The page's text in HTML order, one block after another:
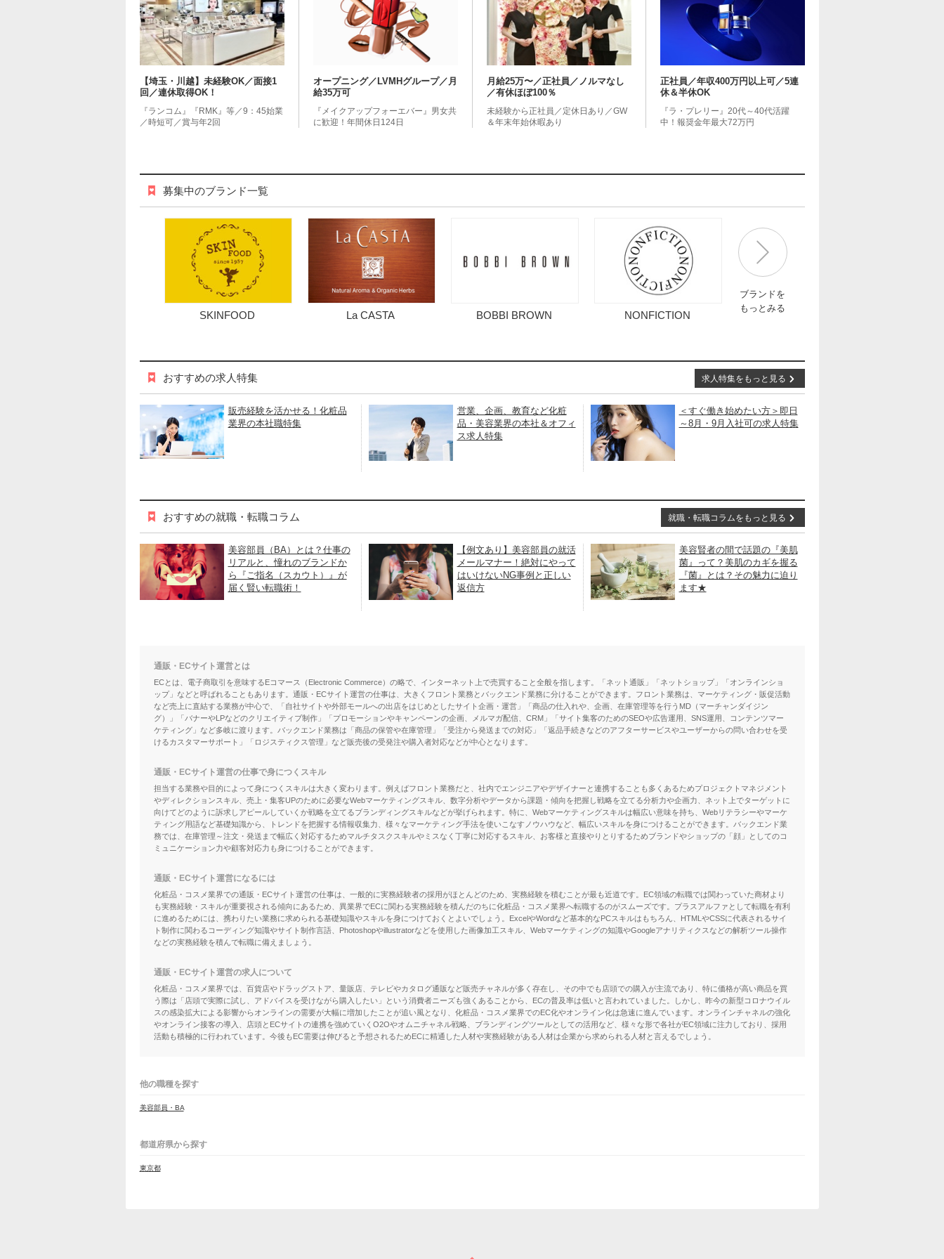
【埼玉・川越】未経験OK／面接1
回／連休取得OK！
『ランコム』『RMK』等／9：45始業
／時短可／賞与年2回
オープニング／LVMHグループ／月
給35万可
『メイクアップフォーエバー』男女共
に歓迎！年間休日124日
月給25万〜／正社員／ノルマなし
／有休ほぼ100％
未経験から正社員／定休日あり／GW
＆年末年始休暇あり
正社員／年収400万円以上可／5連
休＆半休OK
『ラ・プレリー』20代～40代活躍
中！報奨金年最大72万円
募集中のブランド一覧
SKINFOOD La CASTA BOBBI BROWN NONFICTION
ブランドを
もっとみる
おすすめの求人特集
販売経験を活かせる！化粧品
業界の本社職特集
営業、企画、教育など化粧
品・美容業界の本社＆オフィ
ス求人特集
＜すぐ働き始めたい方＞即日
～8月・9月入社可の求人特集
求人特集をもっと見る
おすすめの就職・転職コラム
美容部員（BA）とは？仕事の
リアルと、憧れのブランドか
ら『ご指名（スカウト）』が
届く賢い転職術！
【例文あり】美容部員の就活
メールマナー！絶対にやって
はいけないNG事例と正しい
返信方
美容賢者の間で話題の『美肌
菌』って？美肌のカギを握る
『菌』とは？その魅力に迫り
ます★
就職・転職コラムをもっと見る
通販・ECサイト運営とは
ECとは、電子商取引を意味するEコマース（Electronic Commerce）の略で、インターネット上で売買すること全般を指します。「ネット通販」「ネットショップ」「オンラインショ
ップ」などと呼ばれることもあります。通販・ECサイト運営の仕事は、大きくフロント業務とバックエンド業務に分けることができます。フロント業務は、マーケティング・販促活動
など売上に直結する業務が中心で、「自社サイトや外部モールへの出店をはじめとしたサイト企画・運営」「商品の仕入れや、企画、在庫管理等を行うMD（マーチャンダイジン
グ）」「バナーやLPなどのクリエイティブ制作」「プロモーションやキャンペーンの企画、メルマガ配信、CRM」「サイト集客のためのSEOや広告運用、SNS運用、コンテンツマー
ケティング」など多岐に渡ります。バックエンド業務は「商品の保管や在庫管理」「受注から発送までの対応」「返品手続きなどのアフターサービスやユーザーからの問い合わせを受
けるカスタマーサポート」「ロジスティクス管理」など販売後の受発注や購入者対応などが中心となります。
通販・ECサイト運営の仕事で身につくスキル
担当する業務や目的によって身につくスキルは大きく変わります。例えばフロント業務だと、社内でエンジニアやデザイナーと連携することも多くあるためプロジェクトマネジメント
やディレクションスキル、売上・集客UPのために必要なWebマーケティングスキル、数字分析やデータから課題・傾向を把握し戦略を立てる分析力や企画力、ネット上でターゲットに
向けてどのように訴求しアピールしていくか戦略を立てるブランディングスキルなどが挙げられます。特に、Webマーケティングスキルは幅広い意味を持ち、Webリテラシーやマーケ
ティング用語など基礎知識から、トレンドを把握する情報収集力、様々なマーケティング手法を使いこなすノウハウなど、幅広いスキルを身につけることができます。バックエンド業
務では、在庫管理～注文・発送まで幅広く対応するためマルチタスクスキルやミスなく丁寧に対応するスキル、お客様と直接やりとりするためブランドやショップの「顔」としてのコ
ミュニケーション力や顧客対応力も身につけることができます。
通販・ECサイト運営になるには
化粧品・コスメ業界での通販・ECサイト運営の仕事は、一般的に実務経験者の採用がほとんどのため、実務経験を積むことが最も近道です。EC領域の転職では関わっていた商材より
も実務経験・スキルが重要視される傾向にあるため、異業界でECに関わる実務経験を積んだのちに化粧品・コスメ業界へ転職するのがスムーズです。プラスアルファとして転職を有利
に進めるためには、携わりたい業務に求められる基礎知識やスキルを身につけておくとよいでしょう。ExcelやWordなど基本的なPCスキルはもちろん、HTMLやCSSに代表されるサイ
ト制作に関わるコーディング知識やサイト制作言語、Photoshopやillustratorなどを使用した画像加工スキル、Webマーケティングの知識やGoogleアナリティクスなどの解析ツール操作
などの実務経験を積んで転職に備えましょう。
通販・ECサイト運営の求人について
化粧品・コスメ業界では、百貨店やドラッグストア、量販店、テレビやカタログ通販など販売チャネルが多く存在し、その中でも店頭での購入が主流であり、特に価格が高い商品を買
う際は「店頭で実際に試し、アドバイスを受けながら購入したい」という消費者ニーズも強くあることから、ECの普及率は低いと言われていました。しかし、昨今の新型コロナウイル
スの感染拡大による影響からオンラインの需要が大幅に増加したことが追い風となり、化粧品・コスメ業界でのEC化やオンライン化は急速に進んでいます。オンラインチャネルの強化
やオンライン接客の導入、店頭とECサイトの連携を強めていくO2Oやオムニチャネル戦略、ブランディングツールとしての活用など、様々な形で各社がEC領域に注力しており、採用
活動も積極的に行われています。今後もEC需要は伸びると予想されるためECに精通した人材や実務経験がある人材は企業から求められる人材と言えるでしょう。
他の職種を探す
美容部員・BA
都道府県から探す
東京都